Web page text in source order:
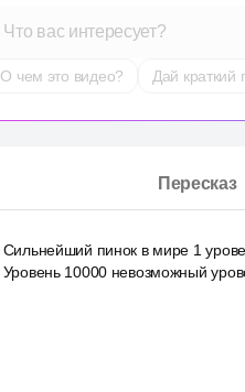
Что вас интересует?
О чем это видео? Дай краткий
Пересказ
Сильнейший пинок в мире 1
Уровень 10000 невозможный